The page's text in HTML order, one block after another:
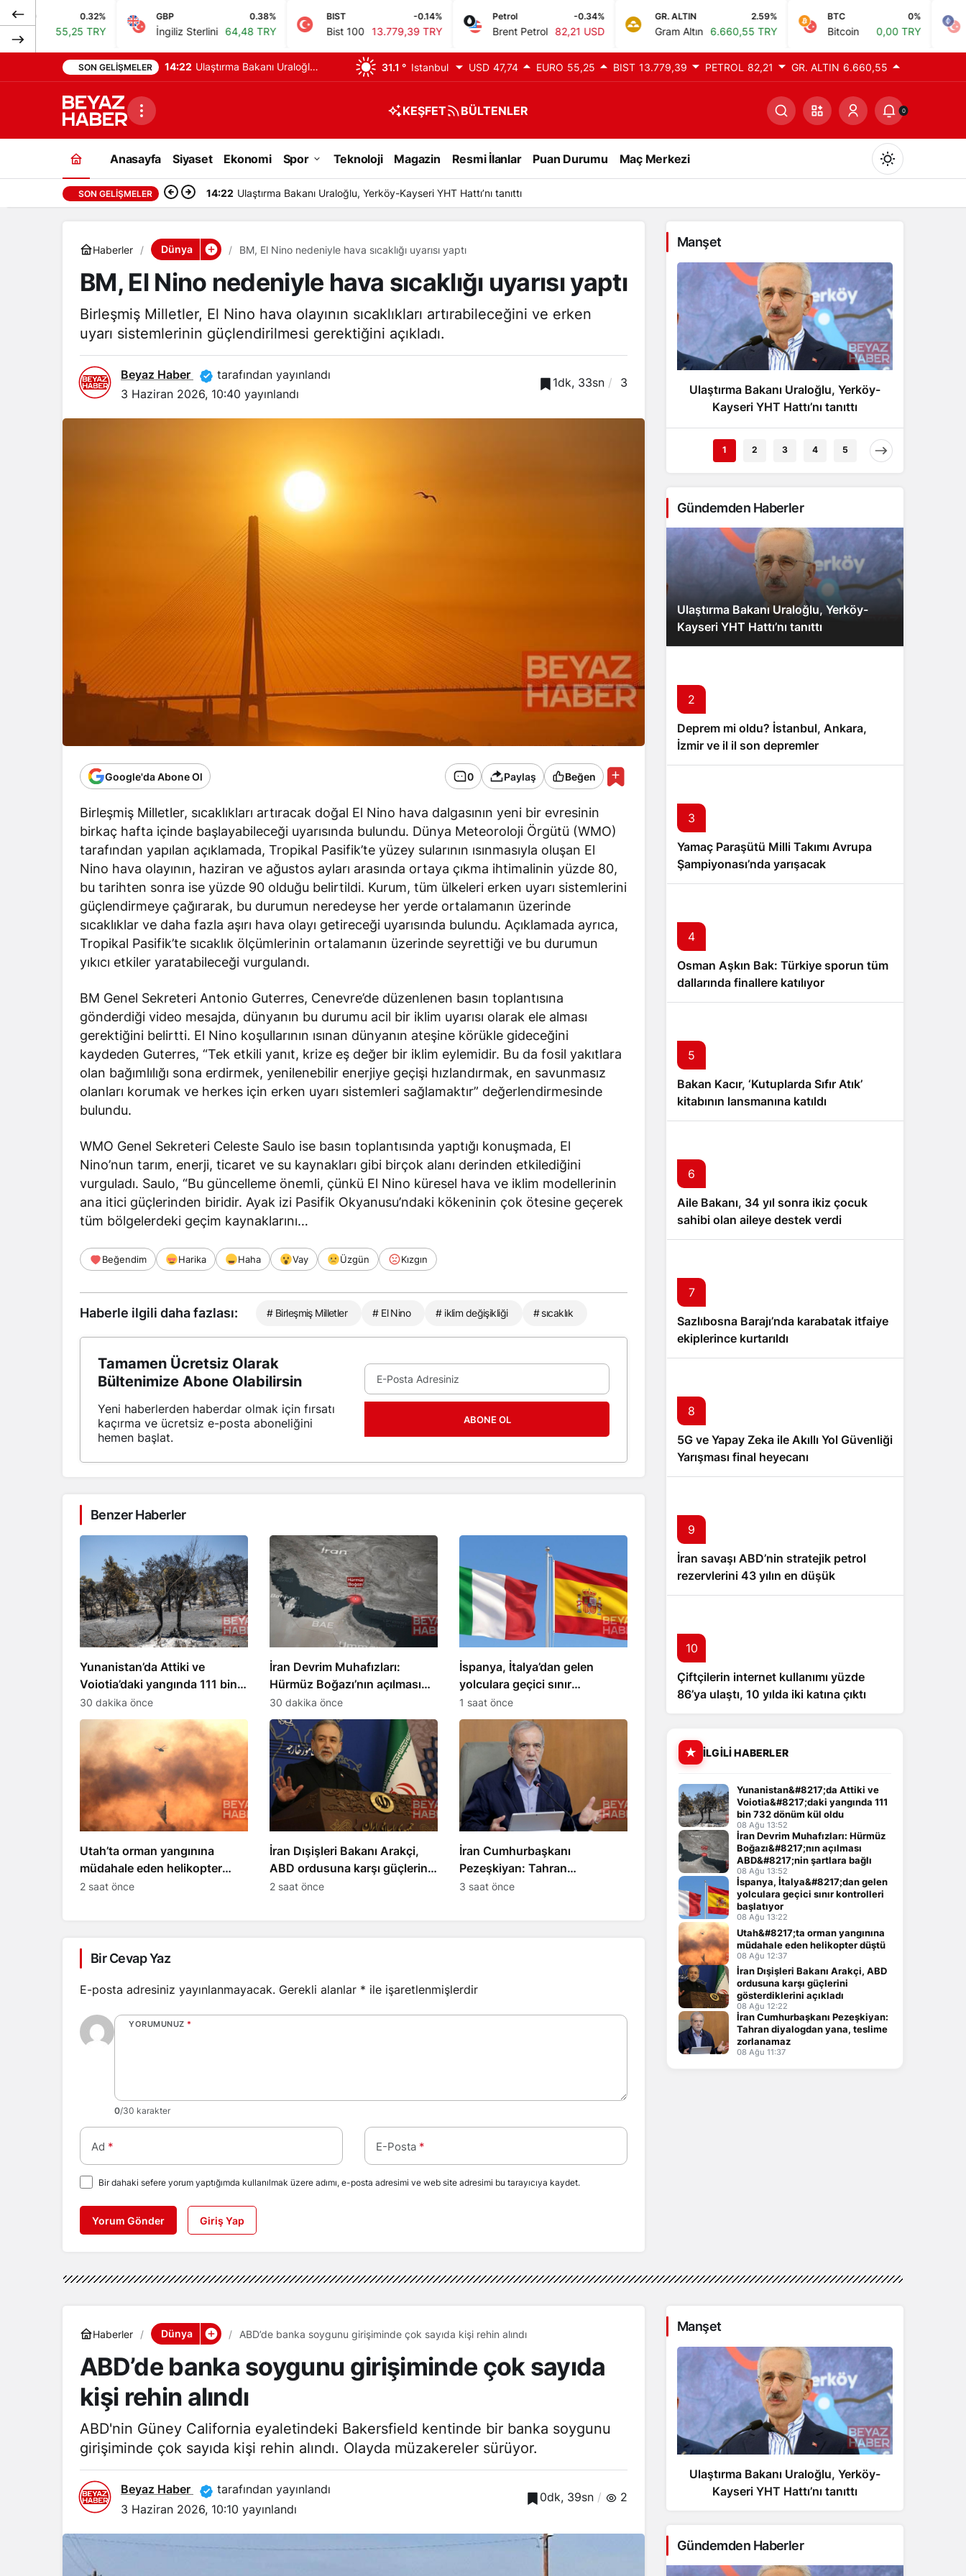
0.32% GBP
İngiliz Sterlini 64,48 TRY
BIST
Bist 100 13.779,39 TRY
Petrol -0.34%
Brent Petrol 82,21 USD
GR. ALTIN 2.59%
Gram Altın 6.660,55 TRY
BTC 0%
Bitcoin 0,00 TRY
ETH
Ethereum
SON GELIŞMELER 14:22 Deprem mi oldu? İstanbul, 31.1 ° Istanbul USD 47,74 EURO 55,25 BIST 13.779,39 PETROL 82,21 GR. ALTIN 6.660,55
KEŞFET BÜLTENLER 0
Anasayfa Siyaset Ekonomi Spor Teknoloji Magazin Resmi İlanlar Puan Durumu Maç Merkezi
Gündüz Modu
Gündüz modunu seçin.
Gece Modu
Gece modunu seçin.
Sistem Modu
Sistem modunu seçin.
SON GELIŞMELER 14:22 Deprem mi oldu? İstanbul, Ankara, İzmir ve il il son depremler
Haberler Dünya BM, El Nino nedeniyle hava sıcaklığı uyarısı yaptı
BM, El Nino nedeniyle hava sıcaklığı uyarısı yaptı
Birleşmiş Milletler, El Nino hava olayının sıcaklıkları artırabileceğini ve erken
uyarı sistemlerinin güçlendirilmesi gerektiğini açıkladı.
Beyaz Haber
tarafından yayınlandı
3 Haziran 2026, 10:40 yayınlandı
1dk, 33sn 3
Google'da Abone Ol 0 Paylaş Beğen
Birleşmiş Milletler, sıcaklıkları artıracak doğal El Nino hava dalgasının yeni bir evresinin
birkaç hafta içinde başlayabileceği uyarısında bulundu. Dünya Meteoroloji Örgütü (WMO)
tarafından yapılan açıklamada, Tropikal Pasifik’te yüzey sularının ısınmasıyla oluşan El
Nino hava olayının, haziran ve ağustos ayları arasında ortaya çıkma ihtimalinin yüzde 80,
bu tarihten sonra ise yüzde 90 olduğu belirtildi. Kurum, tüm ülkeleri erken uyarı sistemlerini
güçlendirmeye çağırarak, bu durumun neredeyse her yerde ortalamanın üzerinde
sıcaklıklar ve daha fazla aşırı hava olayı getireceği uyarısında bulundu. Açıklamada ayrıca,
Tropikal Pasifik’te sıcaklık ölçümlerinin ortalamanın üzerinde seyrettiği ve bu durumun
yıkıcı etkiler yaratabileceği vurgulandı.
BM Genel Sekreteri Antonio Guterres, Cenevre’de düzenlenen basın toplantısına
gönderdiği video mesajda, dünyanın bu durumu acil bir iklim uyarısı olarak ele alması
gerektiğini belirtti. El Nino koşullarının ısınan dünyanın ateşine körükle gideceğini
kaydeden Guterres, “Tek etkili yanıt, krize eş değer bir iklim eylemidir. Bu da fosil yakıtlara
olan bağımlılığı sona erdirmek, yenilenebilir enerjiye geçişi hızlandırmak, en savunmasız
olanları korumak ve herkes için erken uyarı sistemleri sağlamaktır” değerlendirmesinde
bulundu.
WMO Genel Sekreteri Celeste Saulo ise basın toplantısında yaptığı konuşmada, El
Nino’nun tarım, enerji, ticaret ve su kaynakları gibi birçok alanı derinden etkilediğini
vurguladı. Saulo, “Bu güncelleme önemli, çünkü El Nino küresel hava ve iklim modellerinin
ana itici güçlerinden biridir. Ayak izi Pasifik Okyanusu’ndaki kökeninin çok ötesine geçerek
tüm bölgelerdeki geçim kaynaklarını…
Beğendim Harika Haha Vay Üzgün Kızgın
Haberle ilgili daha fazlası: # Birleşmiş Milletler # El Nino # iklim değişikliği # sıcaklık
Tamamen Ücretsiz Olarak
Bültenimize Abone Olabilirsin
Yeni haberlerden haberdar olmak için fırsatı
kaçırma ve ücretsiz e-posta aboneliğini
hemen başlat.
ABONE OL
Benzer Haberler
Yunanistan’da Attiki ve
Voiotia’daki yangında 111 bin
732 dönüm kül oldu
30 dakika önce
İran Devrim Muhafızları:
Hürmüz Boğazı’nın açılması
ABD’nin şartlara bağlı
30 dakika önce
İspanya, İtalya’dan gelen
yolculara geçici sınır
kontrolleri başlatıyor
1 saat önce
Utah’ta orman yangınına
müdahale eden helikopter
düştü
2 saat önce
İran Dışişleri Bakanı Arakçi,
ABD ordusuna karşı güçlerini
gösterdiklerini açıkladı
2 saat önce
İran Cumhurbaşkanı
Pezeşkiyan: Tahran
diyalogdan yana, teslime
3 saat önce
Bir Cevap Yaz
E-posta adresiniz yayınlanmayacak. Gerekli alanlar * ile işaretlenmişlerdir
YORUMUNUZ *
0/30 karakter
Ad * E-Posta *
Bir dahaki sefere yorum yaptığımda kullanılmak üzere adımı, e-posta adresimi ve web site adresimi bu tarayıcıya kaydet.
Yorum Gönder Giriş Yap
Manşet
Ulaştırma Bakanı Uraloğlu, Yerköy-
Kayseri YHT Hattı’nı tanıttı
1 2 3 4 5
Gündemden Haberler
Ulaştırma Bakanı Uraloğlu, Yerköy-
Kayseri YHT Hattı’nı tanıttı
2
Deprem mi oldu? İstanbul, Ankara,
İzmir ve il il son depremler
3
Yamaç Paraşütü Milli Takımı Avrupa
Şampiyonası’nda yarışacak
4
Osman Aşkın Bak: Türkiye sporun tüm
dallarında finallere katılıyor
5
Bakan Kacır, ‘Kutuplarda Sıfır Atık’
kitabının lansmanına katıldı
6
Aile Bakanı, 34 yıl sonra ikiz çocuk
sahibi olan aileye destek verdi
7
Sazlıbosna Barajı’nda karabatak itfaiye
ekiplerince kurtarıldı
8
5G ve Yapay Zeka ile Akıllı Yol Güvenliği
Yarışması final heyecanı
9
İran savaşı ABD’nin stratejik petrol
rezervlerini 43 yılın en düşük
seviyesine çekti
10
Çiftçilerin internet kullanımı yüzde
86’ya ulaştı, 10 yılda iki katına çıktı
İLGILI HABERLER
Yunanistan&#8217;da Attiki ve
Voiotia&#8217;daki yangında 111
bin 732 dönüm kül oldu
08 Ağu 13:52
İran Devrim Muhafızları: Hürmüz
Boğazı&#8217;nın açılması
ABD&#8217;nin şartlara bağlı
08 Ağu 13:52
İspanya, İtalya&#8217;dan gelen
yolculara geçici sınır kontrolleri
başlatıyor
08 Ağu 13:22
Utah&#8217;ta orman yangınına
müdahale eden helikopter düştü
08 Ağu 12:37
İran Dışişleri Bakanı Arakçi, ABD
ordusuna karşı güçlerini
gösterdiklerini açıkladı
08 Ağu 12:22
İran Cumhurbaşkanı Pezeşkiyan:
Tahran diyalogdan yana, teslime
zorlanamaz
08 Ağu 11:37
Haberler Dünya ABD’de banka soygunu girişiminde çok sayıda kişi rehin alındı
ABD’de banka soygunu girişiminde çok sayıda
kişi rehin alındı
ABD'nin Güney California eyaletindeki Bakersfield kentinde bir banka soygunu
girişiminde çok sayıda kişi rehin alındı. Olayda müzakereler sürüyor.
Beyaz Haber
tarafından yayınlandı
3 Haziran 2026, 10:10 yayınlandı
0dk, 39sn 2
Manşet
Ulaştırma Bakanı Uraloğlu, Yerköy-
Kayseri YHT Hattı’nı tanıttı
Gündemden Haberler